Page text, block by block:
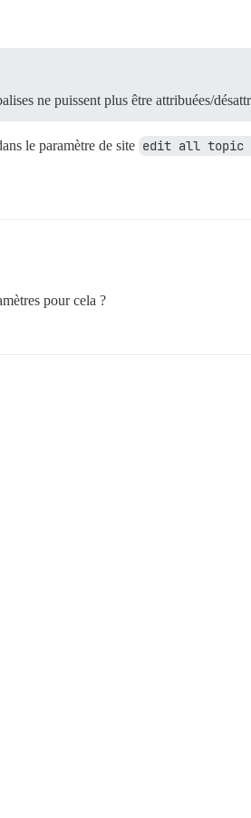
ne puissent plus être attribuées/
le paramètre de site edit all topic
pour cela ?